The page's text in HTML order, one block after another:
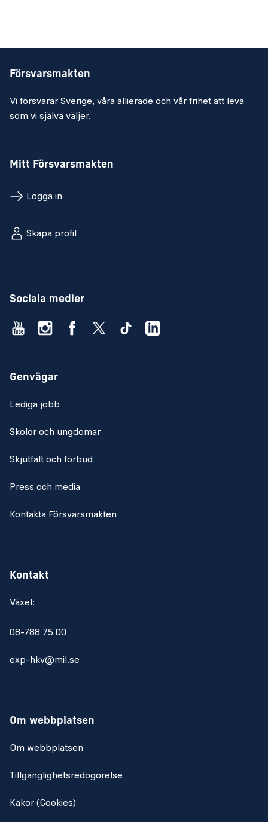
Försvarsmakten
Vi försvarar Sverige, våra allierade och vår frihet att leva
som vi själva väljer.
Mitt Försvarsmakten
Logga in
Skapa profil
Sociala medier
Genvägar
Lediga jobb
Skolor och ungdomar
Skjutfält och förbud
Press och media
Kontakta Försvarsmakten
Kontakt
Växel:
08-788 75 00
exp-hkv@mil.se
Om webbplatsen
Om webbplatsen
Tillgänglighetsredogörelse
Kakor (Cookies)